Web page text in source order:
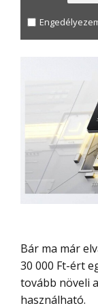
Bár ma már elvárás az 50 MP körüli kamera, azért
30 000 Ft-ért
tovább növeli
használható.